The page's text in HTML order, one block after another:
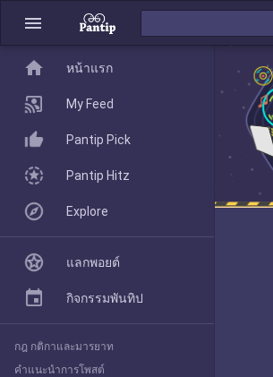
menu
home
Pantip Pick
Explore
home หน้าแรก
My Feed
Pantip Pick
Pantip Hitz
Explore
แลกพอยต์
กิจกรรมพันทิป
กฎ กติกาและมารยาท
คำแนะนำการโพสต์